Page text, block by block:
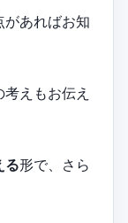
があればお知
えもお伝え
る形で、さら